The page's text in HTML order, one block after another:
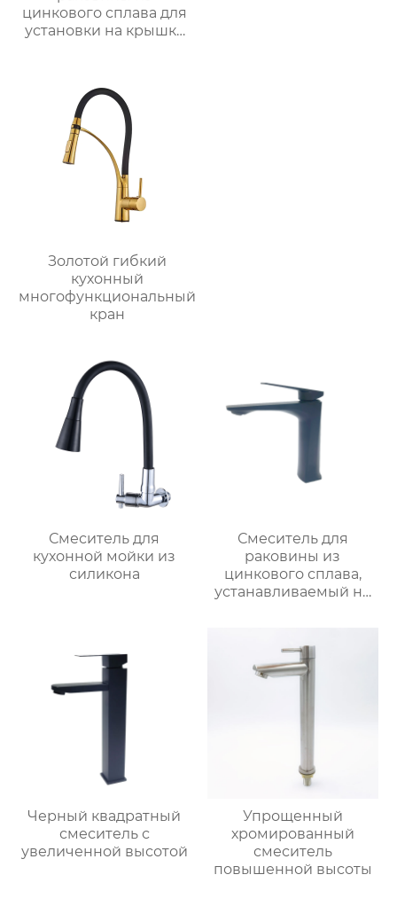
цинкового сплава для
установки на крышку
Золотой гибкий
кухонный
многофункциональный
кран
Смеситель для
кухонной мойки из
силикона
Смеситель для
раковины из
цинкового сплава,
устанавливаемый на
Черный квадратный
смеситель с
увеличенной высотой
Упрощенный
хромированный
смеситель
повышенной высоты